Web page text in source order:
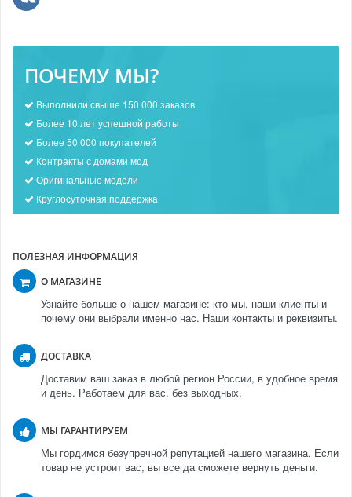
ПОЧЕМУ МЫ?
Выполнили свыше 150 000 заказов
Более 10 лет успешной работы
Более 50 000 покупателей
Контракты с домами мод
Оригинальные модели
Круглосуточная поддержка
ПОЛЕЗНАЯ ИНФОРМАЦИЯ
О МАГАЗИНЕ
Узнайте больше о нашем магазине: кто мы, наши клиенты и
почему они выбрали именно нас. Наши контакты и реквизиты.
ДОСТАВКА
Доставим ваш заказ в любой регион России, в удобное время
и день. Работаем для вас, без выходных.
МЫ ГАРАНТИРУЕМ
Мы гордимся безупречной репутацией нашего магазина. Если
товар не устроит вас, вы всегда сможете вернуть деньги.